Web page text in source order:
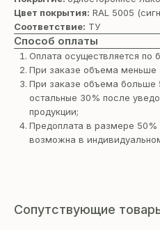
Цвет покрытия: RAL 5005
Соответствие: ТУ
Способ оплаты
Оплата осуществляется по
При заказе объема меньше
При заказе объема
остальные 30% после
продукции;
Предоплата в размере
возможна в
Сопутствующие